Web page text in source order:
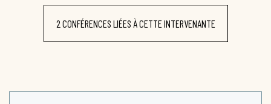
2 CONFÉRENCES LIÉES À CETTE INTERVENANTE